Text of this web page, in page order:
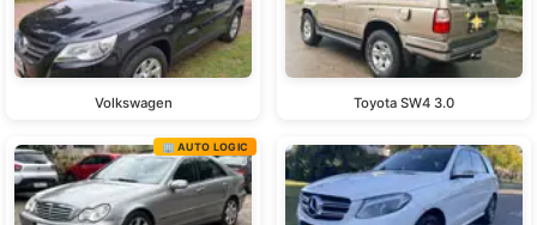
Volkswagen Toyota SW4 3.0
🏢 AUTO LOGIC